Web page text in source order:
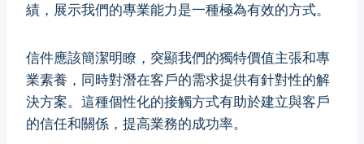
績，展示我們的專業能力是一種極為有效的方式。
信件應該簡潔明瞭，突顯我們的獨特價值主張和專
業素養，同時對潛在客戶的需求提供有針對性的解
決方案。這種個性化的接觸方式有助於建立與客戶
的信任和關係，提高業務的成功率。